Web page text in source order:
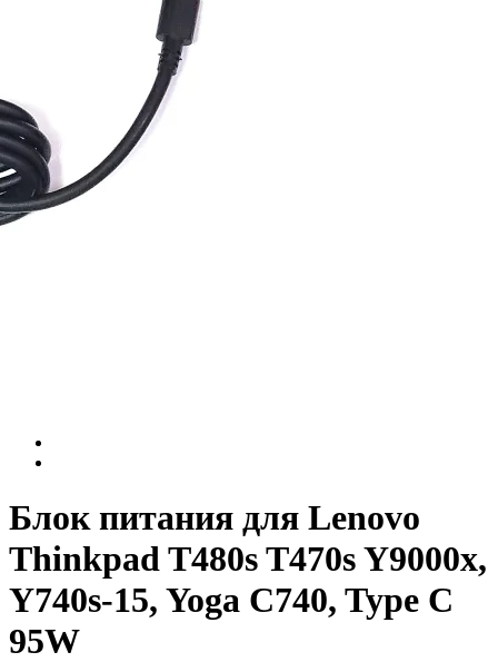
Блок питания для Lenovo
Thinkpad T480s T470s Y9000x,
Y740s-15, Yoga C740, Type C
95W